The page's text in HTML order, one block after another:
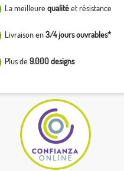
La meilleure qualitéet résistance
Livraison en3/4 jours ouvrables*
Plus de 9.000 designs